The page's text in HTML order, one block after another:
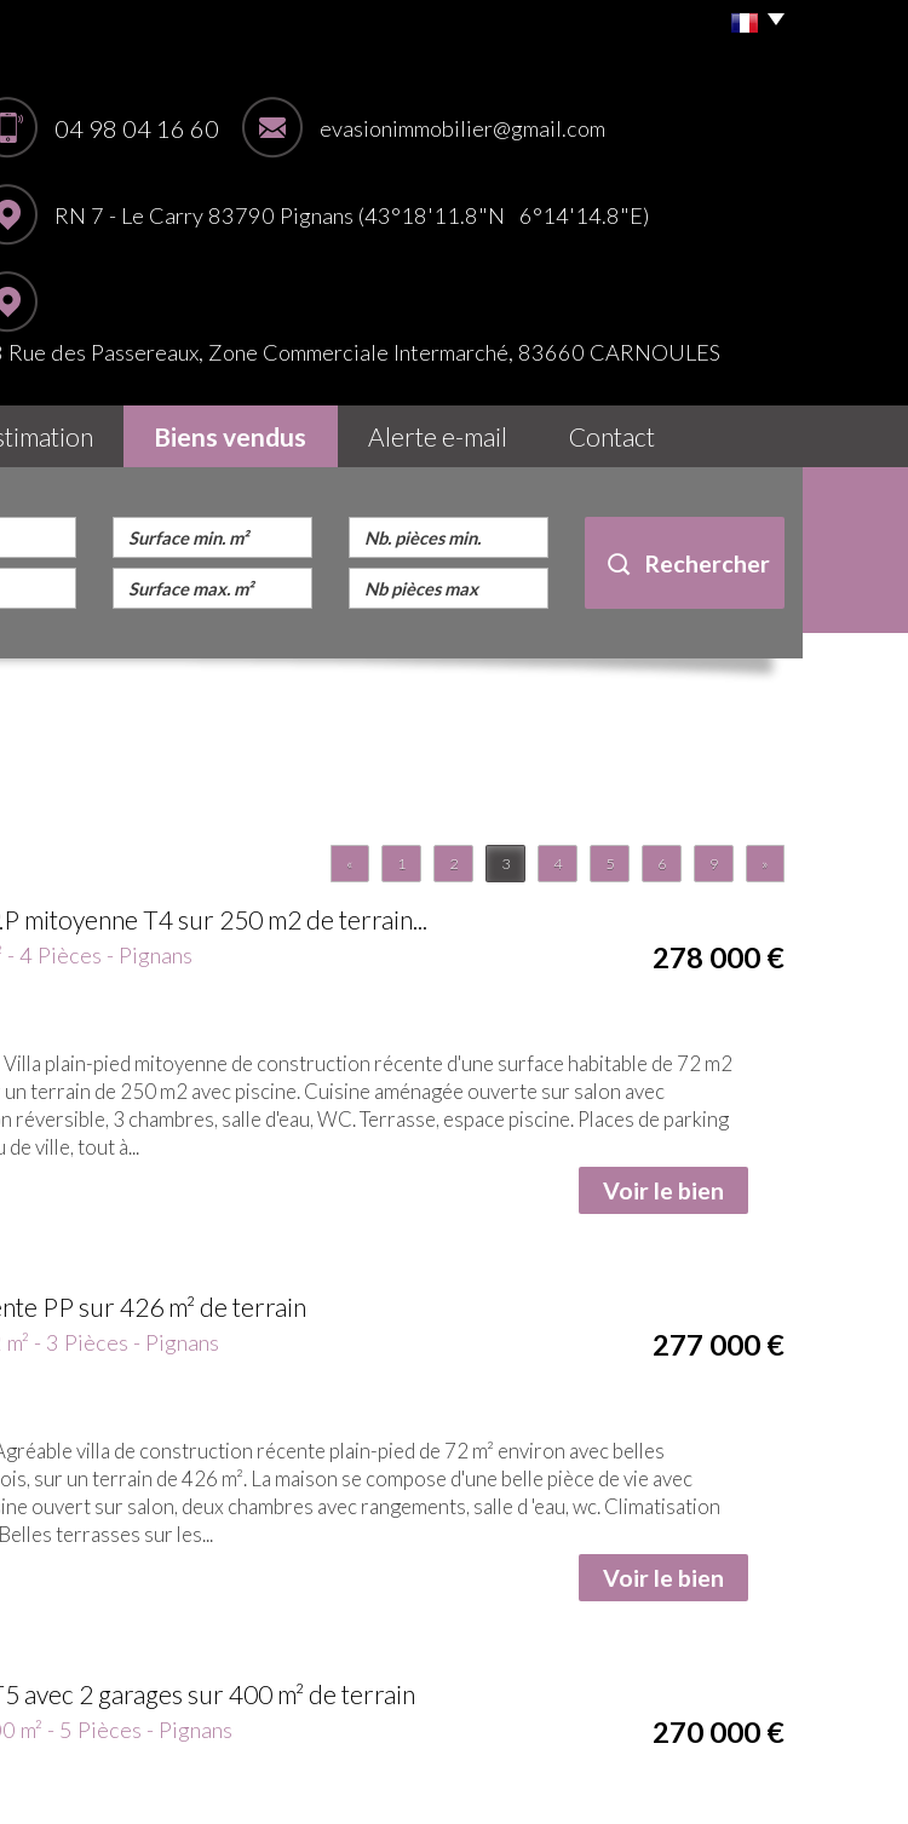
04 98 04 16 60 evasionimmobilier@gmail.com
RN 7 - Le Carry 83790 Pignans (43°18'11.8"N 6°14'14.8"E)
Rue des Passereaux, Zone Commerciale Intermarché, 83660 CARNOULES
biens vendus alerte e-mail contact
Rechercher
« 1 2 3 4 5 6 9 »
mitoyenne T4 sur 250 m2 de terrain...
- 4 Pièces - Pignans 278 000 €
Villa plain-pied mitoyenne de construction récente d'une surface habitable de 72 m2
terrain de 250 m2 avec piscine. Cuisine aménagée ouverte sur salon avec
réversible, 3 chambres, salle d'eau, WC. Terrasse, espace piscine. Places de parking
de ville, tout à...
Voir le bien
PP sur 426 m² de terrain
- 3 Pièces - Pignans 277 000 €
villa de construction récente plain-pied de 72 m² environ avec belles
sur un terrain de 426 m². La maison se compose d'une belle pièce de vie avec
ouvert sur salon, deux chambres avec rangements, salle d 'eau, wc. Climatisation
terrasses sur les...
Voir le bien
avec 2 garages sur 400 m² de terrain
m² - 5 Pièces - Pignans 270 000 €